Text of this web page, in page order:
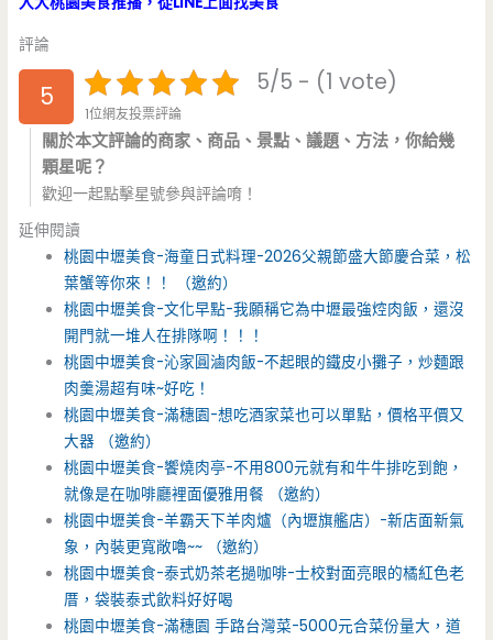
評論
5 5/5 - (1 vote)
1位網友投票評論
關於本文評論的商家、商品、景點、議題、方法，你給幾
顆星呢？
歡迎一起點擊星號參與評論唷！
延伸閱讀
桃園中壢美食-海童日式料理-2026父親節盛大節慶合菜，松
葉蟹等你來！！ （邀約）
桃園中壢美食-文化早點-我願稱它為中壢最強焢肉飯，還沒
開門就一堆人在排隊啊！！！
桃園中壢美食-沁家圓滷肉飯-不起眼的鐵皮小攤子，炒麵跟
肉羹湯超有味~好吃！
桃園中壢美食-滿穗園-想吃酒家菜也可以單點，價格平價又
大器 （邀約）
桃園中壢美食-饗燒肉亭-不用800元就有和牛牛排吃到飽，
就像是在咖啡廳裡面優雅用餐 （邀約）
桃園中壢美食-羊霸天下羊肉爐（內壢旗艦店）-新店面新氣
象，內裝更寬敞嚕~~ （邀約）
桃園中壢美食-泰式奶茶老撾咖啡-士校對面亮眼的橘紅色老
厝，袋裝泰式飲料好好喝
桃園中壢美食-滿穗園 手路台灣菜-5000元合菜份量大，道